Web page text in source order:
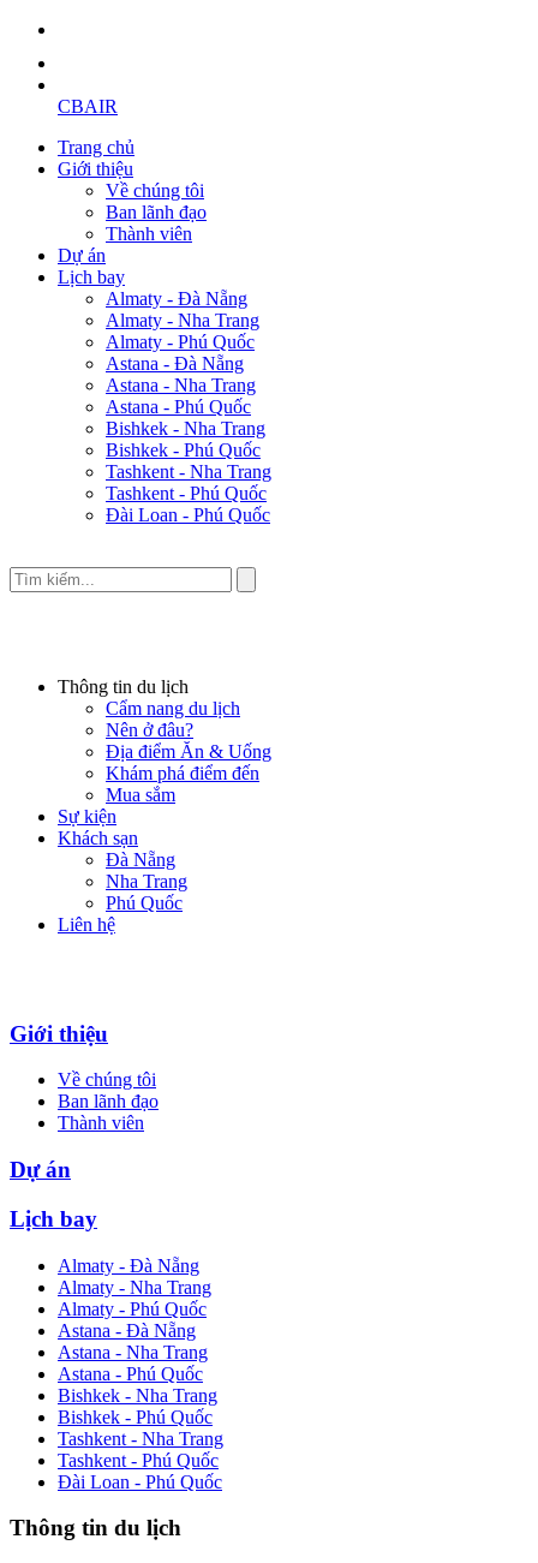
CBAIR
Trang chủ
Giới thiệu
Về chúng tôi
Ban lãnh đạo
Thành viên
Dự án
Lịch bay
Almaty - Đà Nẵng
Almaty - Nha Trang
Almaty - Phú Quốc
Astana - Đà Nẵng
Astana - Nha Trang
Astana - Phú Quốc
Bishkek - Nha Trang
Bishkek - Phú Quốc
Tashkent - Nha Trang
Tashkent - Phú Quốc
Đài Loan - Phú Quốc
Thông tin du lịch
Cẩm nang du lịch
Nên ở đâu?
Địa điểm Ăn & Uống
Khám phá điểm đến
Mua sắm
Sự kiện
Khách sạn
Đà Nẵng
Nha Trang
Phú Quốc
Liên hệ
Giới thiệu
Về chúng tôi
Ban lãnh đạo
Thành viên
Dự án
Lịch bay
Almaty - Đà Nẵng
Almaty - Nha Trang
Almaty - Phú Quốc
Astana - Đà Nẵng
Astana - Nha Trang
Astana - Phú Quốc
Bishkek - Nha Trang
Bishkek - Phú Quốc
Tashkent - Nha Trang
Tashkent - Phú Quốc
Đài Loan - Phú Quốc
Thông tin du lịch